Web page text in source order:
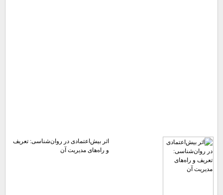
اثر بیش‌اعتمادی در روان‌شناسی: تعریف
و راه‌های مدیریت آن